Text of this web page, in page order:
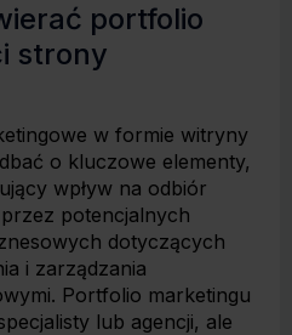
portfolio
strony
w formie witryny
o kluczowe elementy,
wpływ na odbiór
potencjalnych
dotyczących
i zarządzania
Portfolio marketingu
lub agencji, ale